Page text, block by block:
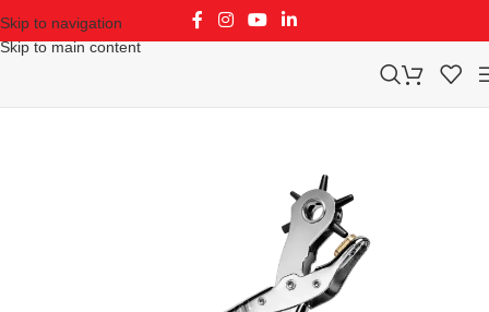
Skip to navigation
Skip to main content